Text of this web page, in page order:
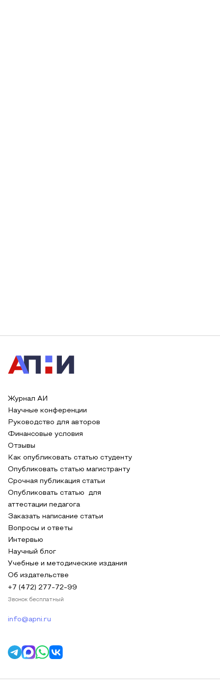
Журнал АИ
Научные конференции
Руководство для авторов
Финансовые условия
Отзывы
Как опубликовать статью студенту
Опубликовать статью магистранту
Срочная публикация статьи
Опубликовать статью для
аттестации педагога
Заказать написание статьи
Вопросы и ответы
Интервью
Научный блог
Учебные и методические издания
Об издательстве
+7 (472) 277-72-99
Звонок бесплатный
info@apni.ru